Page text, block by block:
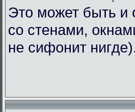
Это может быть и
со стенами,
не сифонит